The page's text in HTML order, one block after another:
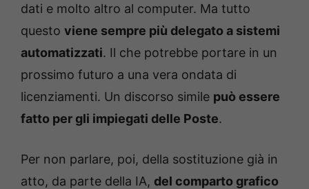
dati e molto altro al computer. Ma tutto
questo viene sempre più delegato a sistemi
automatizzati. Il che potrebbe portare in un
prossimo futuro a una vera ondata di
licenziamenti. Un discorso simile può essere
fatto per gli impiegati delle Poste.
Per non parlare, poi, della sostituzione già in
atto, da parte della IA, del comparto grafico